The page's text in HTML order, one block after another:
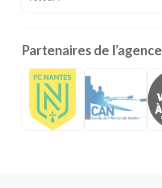
Partenaires de l’agence